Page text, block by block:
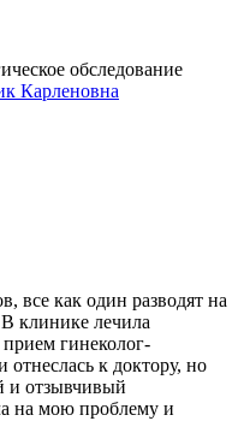
обследование
Карленовна
все как один разводят на
клинике лечила
прием гинеколог-
отнеслась к доктору, но
и отзывчивый
на мою проблему и